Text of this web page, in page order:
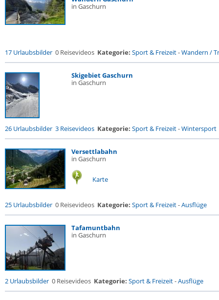
in Gaschurn
17 Urlaubsbilder 0 Reisevideos Kategorie: Sport & Freizeit-Wandern /
Skigebiet Gaschurn
in Gaschurn
26 Urlaubsbilder 3 Reisevideos Kategorie: Sport & Freizeit-Wintersport
Versettlabahn
in Gaschurn
Karte
25 Urlaubsbilder 0 Reisevideos Kategorie: Sport & Freizeit-Ausflüge
Tafamuntbahn
in Gaschurn
2 Urlaubsbilder 0 Reisevideos Kategorie: Sport & Freizeit-Ausflüge